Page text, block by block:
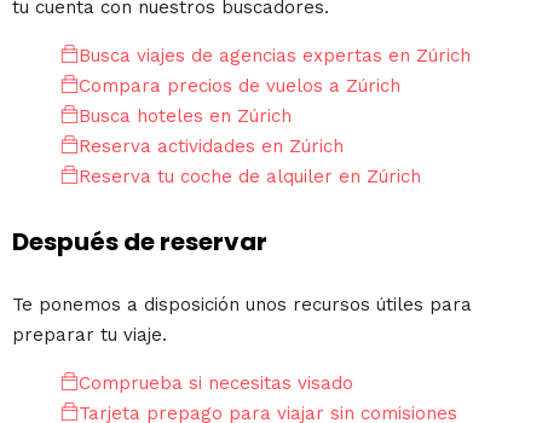
tu cuenta con nuestros buscadores.
Busca viajes de agencias expertas en Zúrich
Compara precios de vuelos a Zúrich
Busca hoteles en Zúrich
Reserva actividades en Zúrich
Reserva tu coche de alquiler en Zúrich
Después de reservar
Te ponemos a disposición unos recursos útiles para
preparar tu viaje.
Comprueba si necesitas visado
Tarjeta prepago para viajar sin comisiones